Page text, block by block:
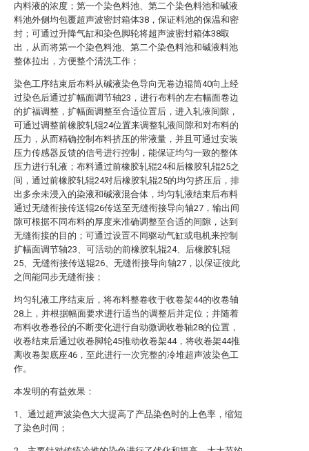
内料液的浓度；第一个染色料池、第二个染色料池和碱液
料池外侧均包覆超声波密封箱体38，保证料池的保温和密
封；可通过升降气缸和染色脚轮将超声波密封箱体38取
出，从而将第一个染色料池、第二个染色料池和碱液料池
整体拉出，方便整个清洗工作；
染色工序结束后布料从碱液染色导向无卷边辊筒40向上经
过染色后通过扩幅面调节轴23，进行布料的左右幅面卷边
的扩福调整，扩幅面调整至合适位置后，进入轧液间隙，
可通过调整前橡胶轧辊24位置来调整轧液间隙和对布料的
压力，从而精确控制布料挤压的带液量，并且可通过安装
压力传感器反馈的信号进行控制，能保证均匀一致的整体
压力进行轧液；布料通过前橡胶轧辊24和后橡胶轧辊25之
间，通过前橡胶轧辊24对后橡胶轧辊25的均匀挤压后，排
出多余未浸入的染液和碱液混合体，均匀轧液结束后布料
通过无缝衔接传送辊26传送至无缝衔接导向轴27，输出间
隙可根据不同布料的厚度来准确调整至合适的间隙，达到
无缝衔接的目的；可通过设置不同驱动气缸或电机来控制
扩幅面调节轴23、可活动的前橡胶轧辊24、后橡胶轧辊
25、无缝衔接传送辊26、无缝衔接导向轴27，以保证彼此
之间能同步无缝衔接；
均匀轧液工序结束后，将布料整卷收于收卷架44的收卷轴
28上，并根据幅面要求进行适当的调整后并定位；并随着
布料收卷卷径的不断变化进行自动微调收卷轴28的位置，
收卷结束后通过收卷脚轮45推动收卷架44，将收卷架44推
离收卷架底座46，至此进行一次完整的冷堆超声波染色工
作。
本发明的有益效果：
1、通过超声波染色大大提高了产品染色时的上色率，缩短
了染色时间；